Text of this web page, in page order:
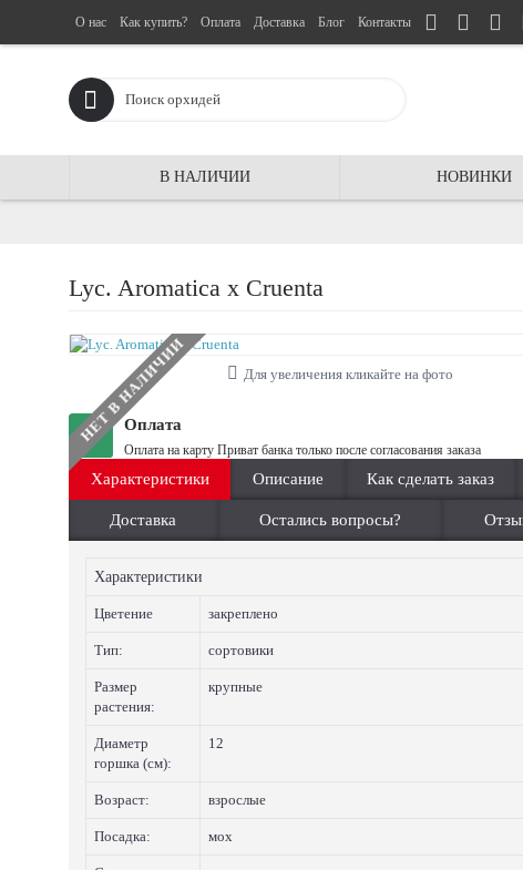
О нас Как купить? Оплата Доставка Блог Контакты
В НАЛИЧИИ НОВИНКИ
Lyc. Aromatica x Cruenta
НЕТ В НАЛИЧИИ Для увеличения кликайте на фото
Оплата
Оплата на карту Приват банка только после согласования заказа
Характеристики Описание Как сделать заказ
Доставка Остались вопросы?
Характеристики
Цветение закреплено
Тип: сортовики
Размер
растения:
крупные
Диаметр
горшка (см):
12
Возраст: взрослые
Посадка: мох